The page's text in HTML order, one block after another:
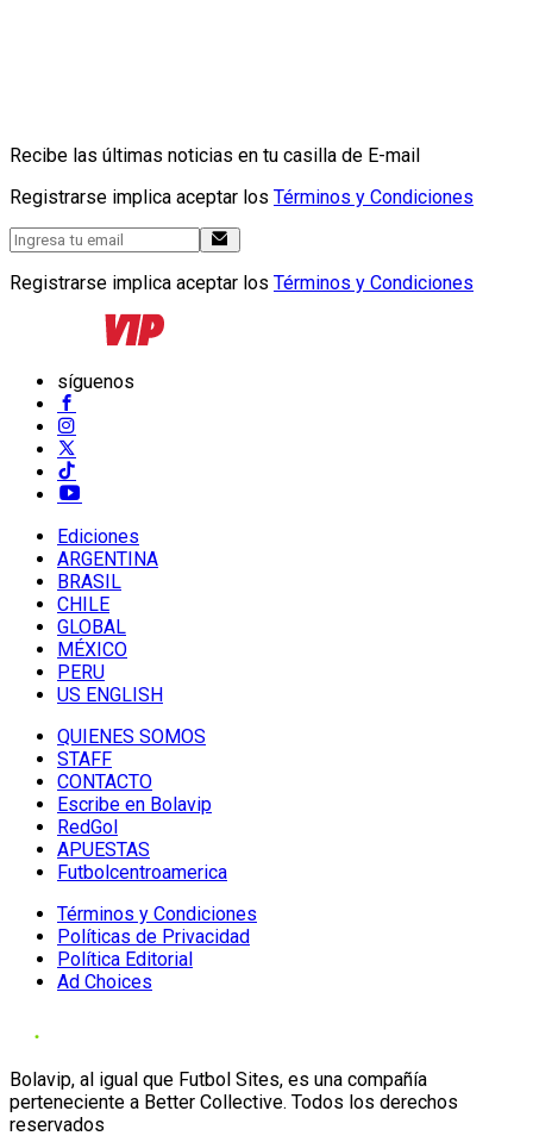
Recibe las últimas noticias en tu casilla de E-mail
Registrarse implica aceptar los Términos y Condiciones
Registrarse implica aceptar los Términos y Condiciones
síguenos
Ediciones
ARGENTINA
BRASIL
CHILE
GLOBAL
MÉXICO
PERU
US ENGLISH
QUIENES SOMOS
STAFF
CONTACTO
Escribe en Bolavip
RedGol
APUESTAS
Futbolcentroamerica
Términos y Condiciones
Políticas de Privacidad
Política Editorial
Ad Choices
Bolavip, al igual que Futbol Sites, es una compañía
perteneciente a Better Collective. Todos los derechos
reservados